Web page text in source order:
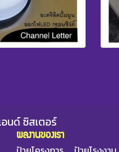
นด์ ซิสเตอร์
ผลงานของเรา